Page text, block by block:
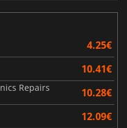
4.25€
10.41€
Repairs 10.28€
12.09€